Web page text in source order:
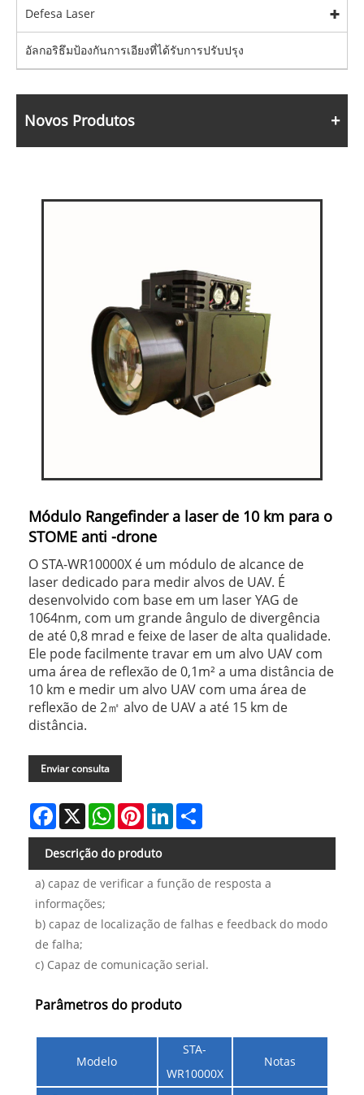
Defesa Laser
อัลกอริธึมป้องกันการเอียงที่ได้รับการปรับปรุง
Novos Produtos
Módulo Rangefinder a laser de 10 km para o
STOME anti -drone
O STA-WR10000X é um módulo de alcance de
laser dedicado para medir alvos de UAV. É
desenvolvido com base em um laser YAG de
1064nm, com um grande ângulo de divergência
de até 0,8 mrad e feixe de laser de alta qualidade.
Ele pode facilmente travar em um alvo UAV com
uma área de reflexão de 0,1m² a uma distância de
10 km e medir um alvo UAV com uma área de
reflexão de 2㎡ alvo de UAV a até 15 km de
distância.
Enviar consulta
Facebook
X WhatsAppPinterestLinkedIn
Descrição do produto
a) capaz de verificar a função de resposta a
informações;
b) capaz de localização de falhas e feedback do modo
de falha;
c) Capaz de comunicação serial.
Parâmetros do produto
Modelo
STA-
WR10000X
Notas